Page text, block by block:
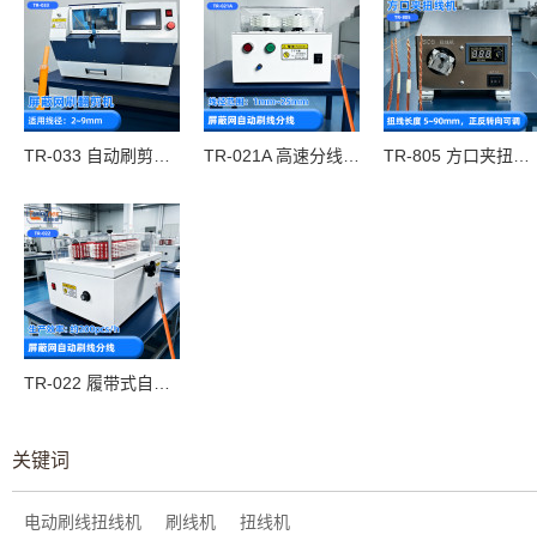
关键词
电动刷线扭线机 刷线机 扭线机